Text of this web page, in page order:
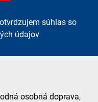
súhlas so
údajov
osobná doprava,